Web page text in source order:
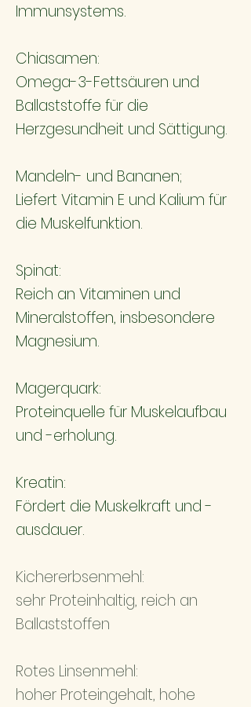
Immunsystems.
Chiasamen:
Omega-3-Fettsäuren und
Ballaststoffe für die
Herzgesundheit und Sättigung.
Mandeln- und Bananen;
Liefert Vitamin E und Kalium für
die Muskelfunktion.
Spinat:
Reich an Vitaminen und
Mineralstoffen, insbesondere
Magnesium.
Magerquark:
Proteinquelle für Muskelaufbau
und -erholung.
Kreatin:
Fördert die Muskelkraft und -
ausdauer.
Kichererbsenmehl:
sehr Proteinhaltig, reich an
Ballaststoffen
Rotes Linsenmehl:
hoher Proteingehalt, hohe